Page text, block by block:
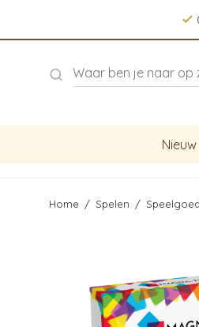
Nieuw
Home / Spelen / Speelgoed